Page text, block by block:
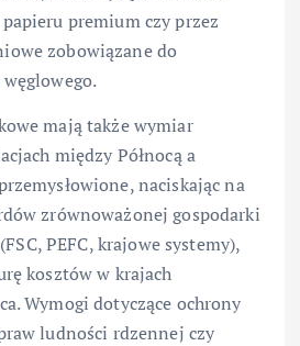
premium czy przez
zobowiązane do
mają także wymiar
między Północą a
naciskając na
zrównoważonej gospodarki
PEFC, krajowe systemy),
kosztów w krajach
Wymogi dotyczące ochrony
ludności rdzennej czy